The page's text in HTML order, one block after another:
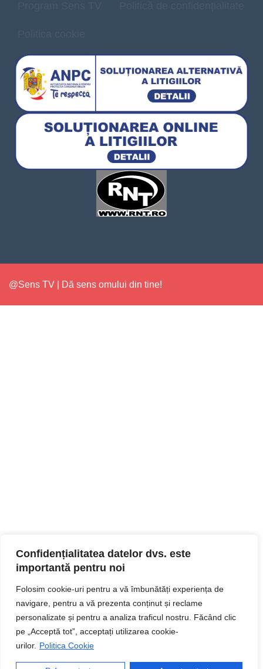
Confidențialitatea datelor dvs. este
importantă pentru noi
Folosim cookie-uri pentru a vă îmbunătăți experiența de
navigare, pentru a vă prezenta conținut și reclame
personalizate și pentru a analiza traficul nostru. Făcând clic
pe „Acceptă tot”, acceptați utilizarea cookie-
urilor. Politica Cookie
@Sens TV | Dă sens omului din tine!